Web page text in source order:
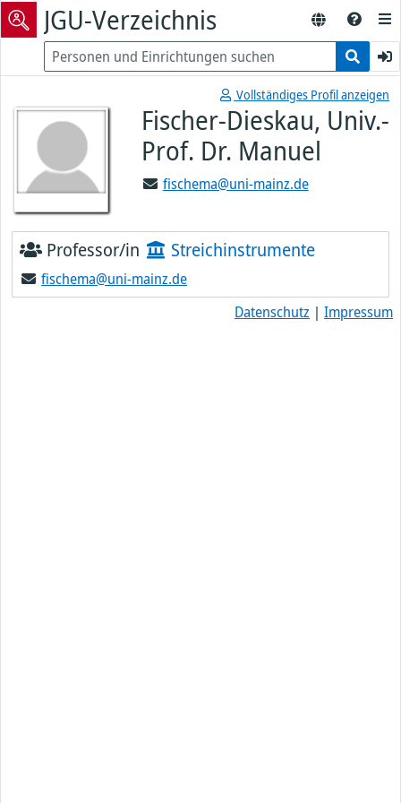
JGU-Verzeichnis
Vollständiges Profil anzeigen
Fischer-Dieskau, Univ.-
Prof. Dr. Manuel
fischema@uni-mainz.de
Professor/in Streichinstrumente
fischema@uni-mainz.de
Datenschutz | Impressum